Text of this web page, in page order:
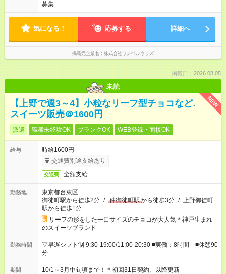
募集
気になる！ 応募する 詳細へ
掲載元企業名 株式会社ワンベルウッズ
掲載日：2026.08.05
未読
NEW
【上野で週3～4】小粒なリーフ型チョコなど♩
スイーツ販売＠1600円
派遣 職種未経験OK ブランクOK WEB登録・面接OK
給与
時給1600円
交通費別途支給あり
交通費 全額支給
勤務地
東京都台東区
御徒町駅から徒歩2分 / 仲御徒町駅から徒歩3分 / 上野御徒町
駅から徒歩1分
リーフの形をした一口サイズのチョコが大人気＊神戸生まれ
のスイーツブランド
勤務時間
▽早遅シフト制 9:30-19:00/11:00-20:30 ■実働：8時間 ■休憩90
分
期間 10/1～3月中旬頃まで！＊初回31日契約、以降更新